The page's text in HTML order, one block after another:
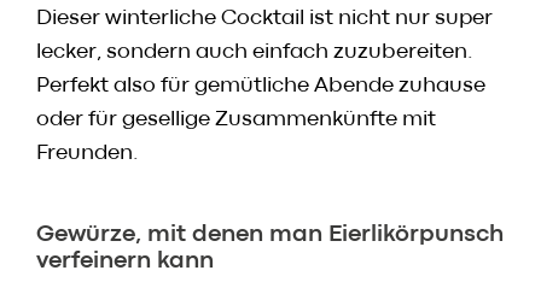
Karriere
Kontakt
Dieser winterliche Cocktail ist nicht nur super
lecker, sondern auch einfach zuzubereiten.
Perfekt also für gemütliche Abende zuhause
oder für gesellige Zusammenkünfte mit
Freunden.
Gewürze, mit denen man Eierlikörpunsch
verfeinern kann